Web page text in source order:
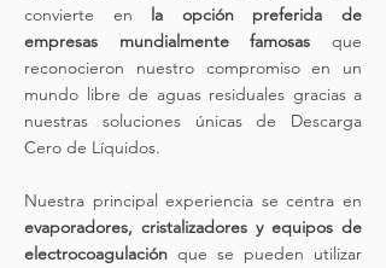
convierte en la opción preferida de
empresas mundialmente famosas que
reconocieron nuestro compromiso en un
mundo libre de aguas residuales gracias a
nuestras soluciones únicas de Descarga
Cero de Líquidos.
Nuestra principal experiencia se centra en
evaporadores, cristalizadores y equipos de
electrocoagulación que se pueden utilizar